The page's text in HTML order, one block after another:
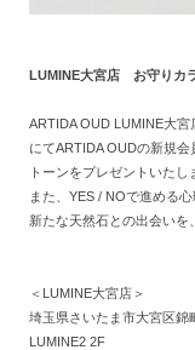
LUMINE大宮店 お守りカ
ARTIDA OUD LUMINE大
にてARTIDA OUDの新規会
トーンをプレゼントいたし
また、YES / NOで進める
新たな天然石との出会いを
＜LUMINE大宮店＞
埼玉県さいたま市大宮区錦
LUMINE2 2F